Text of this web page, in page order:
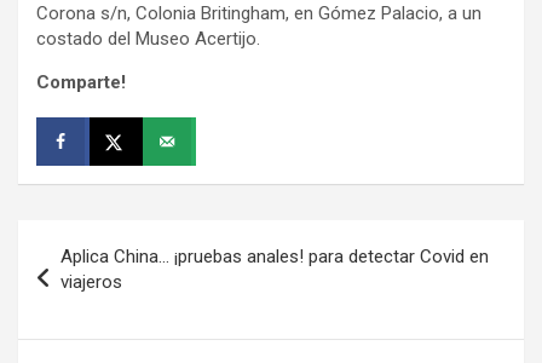
Corona s/n, Colonia Britingham, en Gómez Palacio, a un
costado del Museo Acertijo.
Comparte!
de
Aplica China… ¡pruebas anales! para detectar Covid en
viajeros